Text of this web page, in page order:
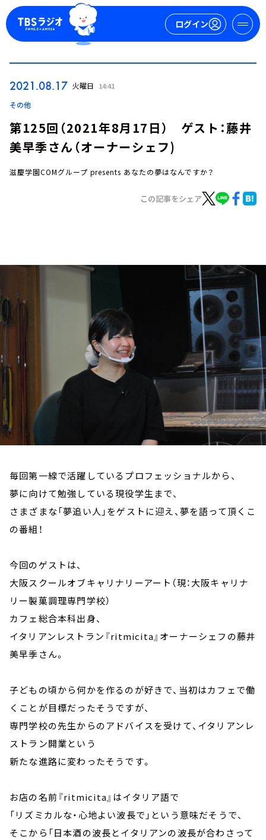
ログイン
お知らせ
YouTube
2021.08.17 火曜日 14:41
その他
第125回（2021年8月17日） ゲスト：藤井
美早季さん（オーナーシェフ)
滋慶学園COMグループ presents あなたの夢はなんですか？
この記事をシェア
毎回第一線で活躍しているプロフェッショナルから、
夢に向けて勉強している現役学生まで、
さまざまな「夢追い人」をゲストに迎え、夢を語って頂くこ
の番組！
今回のゲストは、
大阪スクールオブキャリナリーアート（現：大阪キャリナ
リー製菓調理専門学校）
カフェ総合本科出身、
イタリアンレストラン『ritmicita』オーナーシェフの藤井
美早季さん。
子どもの頃から何かを作るのが好きで、当初はカフェで働
くことが目標だったそうですが、
専門学校の先生からのアドバイスを受けて、イタリアンレ
ストラン開業という
新たな進路に変わったそうです。
お店の名前『ritmicita』はイタリア語で
「リズミカルな・心地よい波長で」という意味だそうで、
そこから「日本酒の波長とイタリアンの波長が合わさって